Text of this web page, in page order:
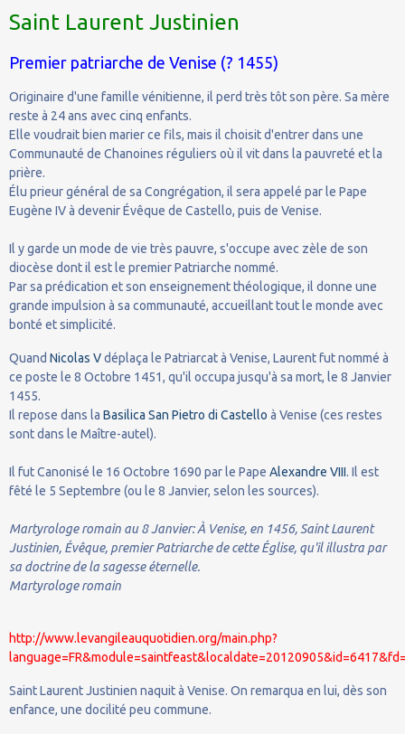
Saint Laurent Justinien
Premier patriarche de Venise (? 1455)
Originaire d'une famille vénitienne, il perd très tôt son père. Sa mère
reste à 24 ans avec cinq enfants.
Elle voudrait bien marier ce fils, mais il choisit d'entrer dans une
Communauté de Chanoines réguliers où il vit dans la pauvreté et la
prière.
Élu prieur général de sa Congrégation, il sera appelé par le Pape
Eugène IV à devenir Évêque de Castello, puis de Venise.
Il y garde un mode de vie très pauvre, s'occupe avec zèle de son
diocèse dont il est le premier Patriarche nommé.
Par sa prédication et son enseignement théologique, il donne une
grande impulsion à sa communauté, accueillant tout le monde avec
bonté et simplicité.
Quand Nicolas Vdéplaça le Patriarcat à Venise, Laurent fut nommé à
ce poste le 8 Octobre 1451, qu'il occupa jusqu'à sa mort, le 8 Janvier
1455.
Il repose dans la Basilica San Pietro di Castello à Venise (ces restes
sont dans le Maître-autel).
Il fut Canonisé le 16 Octobre 1690 par le Pape Alexandre VIII. Il est
fêté le 5 Septembre (ou le 8 Janvier, selon les sources).
Martyrologe romain au 8 Janvier: À Venise, en 1456, Saint Laurent
Justinien, Évêque, premier Patriarche de cette Église, qu'il illustra par
sa doctrine de la sagesse éternelle.
Martyrologe romain
http://www.levangileauquotidien.org/main.php?
Saint Laurent Justinien naquit à Venise. On remarqua en lui, dès son
enfance, une docilité peu commune.